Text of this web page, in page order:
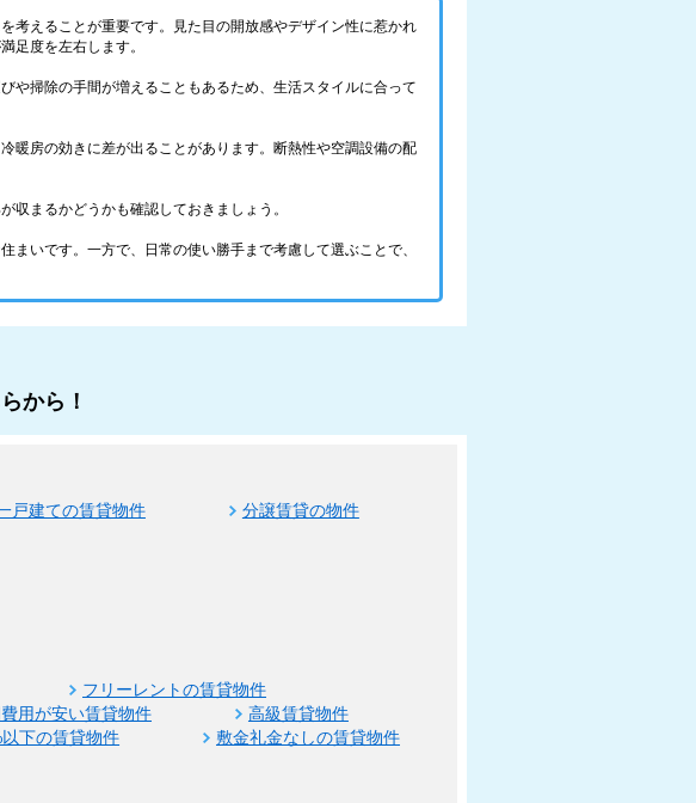
考えることが重要です。見た目の開放感やデザイン性に惹かれ
足度を左右します。
や掃除の手間が増えることもあるため、生活スタイルに合って
暖房の効きに差が出ることがあります。断熱性や空調設備の配
収まるかどうかも確認しておきましょう。
まいです。一方で、日常の使い勝手まで考慮して選ぶことで、
から！
戸建ての賃貸物件
分譲賃貸の物件
フリーレントの賃貸物件
用が安い賃貸物件
高級賃貸物件
下の賃貸物件 敷金礼金なしの賃貸物件